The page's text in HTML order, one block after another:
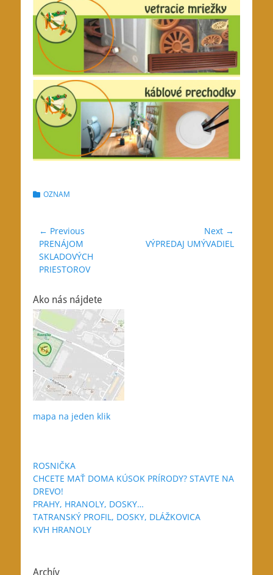
Categories
OZNAM
Navigácia
v
článku
← Previous
Previous
post:
PRENÁJOM
SKLADOVÝCH
PRIESTOROV
Next →
Next
VÝPREDAJ UMÝVADIEL
Ako nás nájdete
mapa na jeden klik
ROSNIČKA
CHCETE MAŤ DOMA KÚSOK PRÍRODY? STAVTE NA
DREVO!
PRAHY, HRANOLY, DOSKY…
TATRANSKÝ PROFIL, DOSKY, DLÁŽKOVICA
KVH HRANOLY
Archív